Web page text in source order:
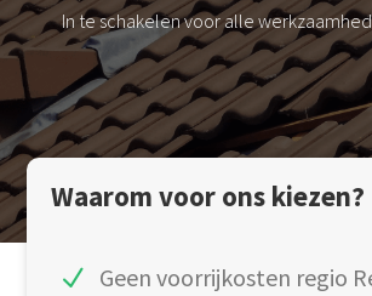
In te schakelen voor alle
Waarom voor ons kiezen?
Geen voorrijkosten regio